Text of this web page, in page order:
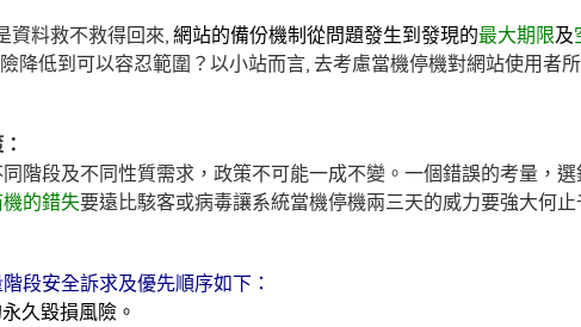
資料救不救得回來, 網站的備份機制從問題發生到發現的最大期限及
降低到可以容忍範圍？以小站而言, 去考慮當機停機對網站使用者所
階段及不同性質需求，政策不可能一成不變。一個錯誤的考量，選
機的錯失要遠比駭客或病毒讓系統當機停機兩三天的威力要強大何止
段安全訴求及優先順序如下：
久毀損風險。